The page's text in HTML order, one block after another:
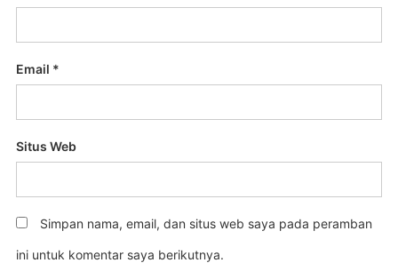
Email *
Situs Web
Simpan nama, email, dan situs web saya pada peramban
ini untuk komentar saya berikutnya.